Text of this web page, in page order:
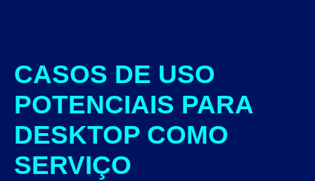
CASOS DE USO
POTENCIAIS PARA
DESKTOP COMO
SERVIÇO